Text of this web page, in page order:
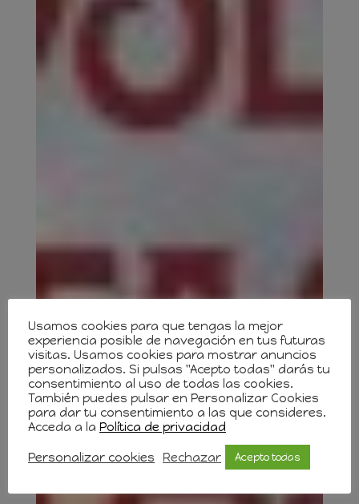
Usamos cookies para que tengas la mejor
experiencia posible de navegación en tus futuras
visitas. Usamos cookies para mostrar anuncios
personalizados. Si pulsas "Acepto todas" darás tu
consentimiento al uso de todas las cookies.
También puedes pulsar en Personalizar Cookies
para dar tu consentimiento a las que consideres.
Acceda a la Política de privacidad
Personalizar cookies Rechazar Acepto todas